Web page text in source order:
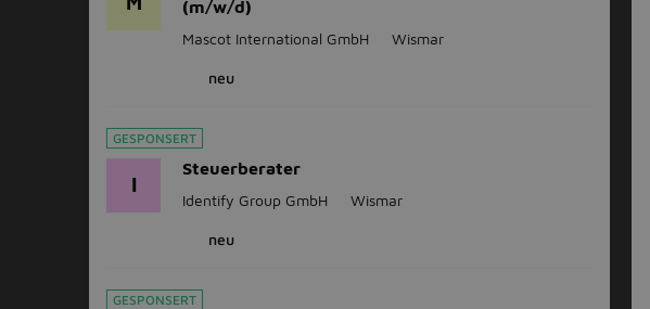
(m/w/d)
Mascot International GmbH Wismar
neu
GESPONSERT
I
Steuerberater
Identify Group GmbH Wismar
neu
GESPONSERT